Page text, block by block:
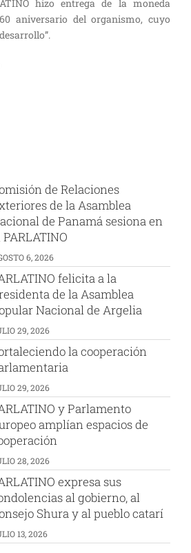
hizo entrega de la moneda
aniversario del organismo, cuyo
de Relaciones
de la Asamblea
de Panamá sesiona en
PARLATINO
6, 2026
felicita a la
de la Asamblea
Nacional de Argelia
29, 2026
la cooperación
29, 2026
y Parlamento
amplían espacios de
28, 2026
expresa sus
al gobierno, al
Shura y al pueblo catarí
13, 2026